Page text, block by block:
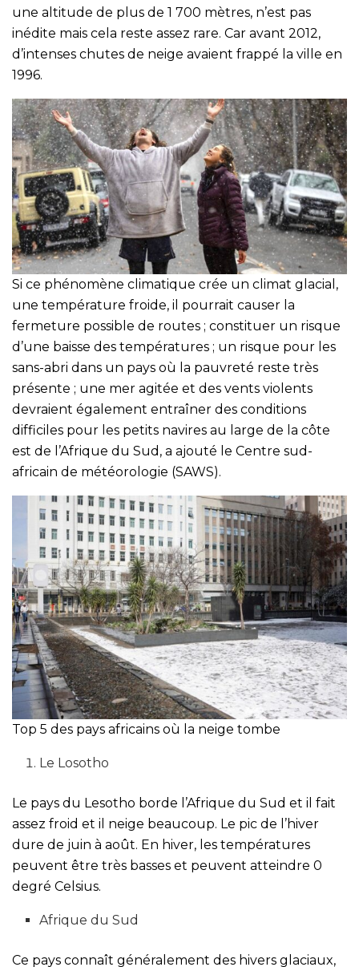
une altitude de plus de 1 700 mètres, n’est pas
inédite mais cela reste assez rare. Car avant 2012,
d’intenses chutes de neige avaient frappé la ville en
1996.
Si ce phénomène climatique crée un climat glacial,
une température froide, il pourrait causer la
fermeture possible de routes ; constituer un risque
d’une baisse des températures ; un risque pour les
sans-abri dans un pays où la pauvreté reste très
présente ; une mer agitée et des vents violents
devraient également entraîner des conditions
difficiles pour les petits navires au large de la côte
est de l’Afrique du Sud, a ajouté le Centre sud-
africain de météorologie (SAWS).
Top 5 des pays africains où la neige tombe
Le Losotho
Le pays du Lesotho borde l’Afrique du Sud et il fait
assez froid et il neige beaucoup. Le pic de l’hiver
dure de juin à août. En hiver, les températures
peuvent être très basses et peuvent atteindre 0
degré Celsius.
Afrique du Sud
Ce pays connaît généralement des hivers glaciaux,